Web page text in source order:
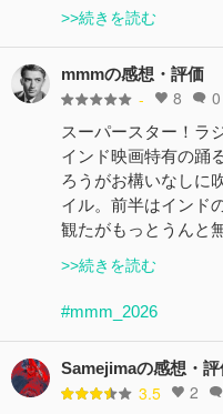
>>続きを読む
mmmの感想・評価
- 8 0
スーパースター！ラ
インド映画特有の踊
ろうがお構いなしに
イル。前半はインド
観たがもっとうんと
>>続きを読む
#mmm_2026
Samejimaの感想・評
3.5 2